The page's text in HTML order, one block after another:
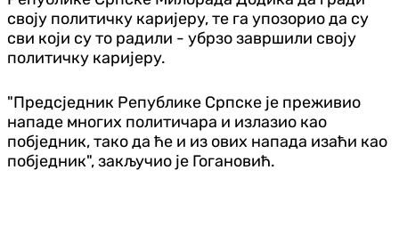
своју политичку каријеру, те га упозорио да су
сви који су то радили - убрзо завршили своју
политичку каријеру.
"Предсједник Републике Српске је преживио
нападе многих политичара и излазио као
побједник, тако да ће и из ових напада изаћи као
побједник", закључио је Гогановић.